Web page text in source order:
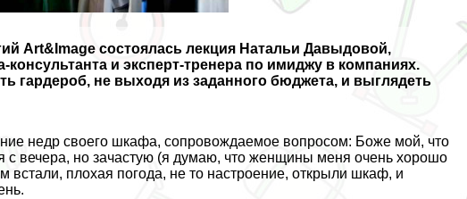
Art&Image состоялась лекция Натальи Давыдовой,
и эксперт-тренера по имиджу в компаниях.
гардероб, не выходя из заданного бюджета, и выглядеть
недр своего шкафа, сопровождаемое вопросом: Боже мой, что
с вечера, но зачастую (я думаю, что женщины меня очень хорошо
встали, плохая погода, не то настроение, открыли шкаф, и